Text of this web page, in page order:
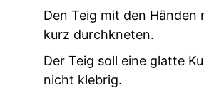
Den Teig mit den Händen
kurz durchkneten.
Der Teig soll eine glatte
nicht klebrig.